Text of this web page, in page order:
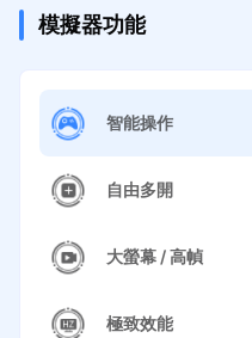
模擬器功能
智能操作
自由多開
大螢幕 / 高幀
極致效能